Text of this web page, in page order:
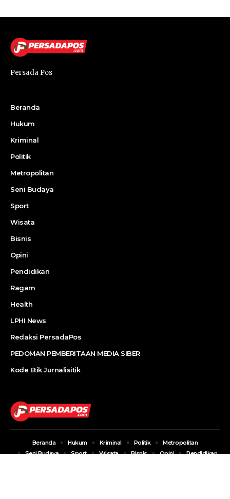
Persada Pos
Beranda
Hukum
Kriminal
Politik
Metropolitan
Seni Budaya
Sport
Wisata
Bisnis
Opini
Pendidikan
Ragam
Health
LPHI News
Redaksi PersadaPos
PEDOMAN PEMBERITAAN MEDIA SIBER
Kode Etik Jurnalisitik
Beranda Hukum Kriminal Politik
Metropolitan
Seni Budaya
Sport Wisata Bisnis Opini
Pendidikan